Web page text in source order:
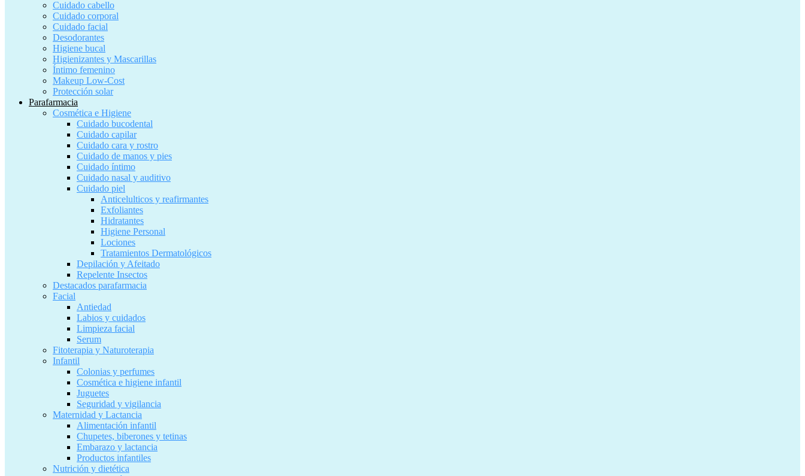
Cuidado cabello
Cuidado corporal
Cuidado facial
Desodorantes
Higiene bucal
Higienizantes y Mascarillas
Íntimo femenino
Makeup Low-Cost
Protección solar
Parafarmacia
Cosmética e Higiene
Cuidado bucodental
Cuidado capilar
Cuidado cara y rostro
Cuidado de manos y pies
Cuidado íntimo
Cuidado nasal y auditivo
Cuidado piel
Anticelulticos y reafirmantes
Exfoliantes
Hidratantes
Higiene Personal
Lociones
Tratamientos Dermatológicos
Depilación y Afeitado
Repelente Insectos
Destacados parafarmacia
Facial
Antiedad
Labios y cuidados
Limpieza facial
Serum
Fitoterapia y Naturoterapia
Infantil
Colonias y perfumes
Cosmética e higiene infantil
Juguetes
Seguridad y vigilancia
Maternidad y Lactancia
Alimentación infantil
Chupetes, biberones y tetinas
Embarazo y lactancia
Productos infantiles
Nutrición y dietética